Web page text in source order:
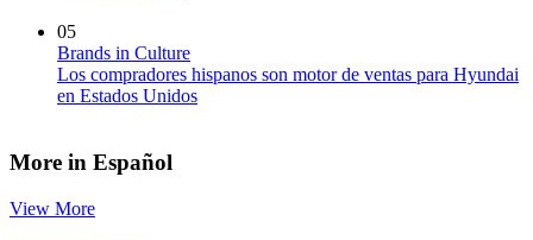
05
Brands in Culture
Los compradores hispanos son motor de ventas para Hyundai
en Estados Unidos
More in Español
View More